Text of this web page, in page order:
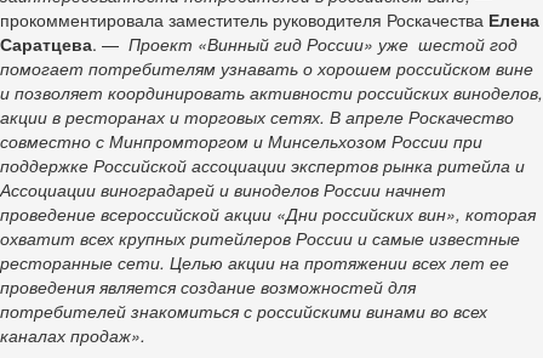
прокомментировала заместитель руководителя Роскачества Елена
Саратцева. — Проект «Винный гид России» уже шестой год
помогает потребителям узнавать о хорошем российском вине
и позволяет координировать активности российских виноделов,
акции в ресторанах и торговых сетях. В апреле Роскачество
совместно с Минпромторгом и Минсельхозом России при
поддержке Российской ассоциации экспертов рынка ритейла и
Ассоциации виноградарей и виноделов России начнет
проведение всероссийской акции «Дни российских вин», которая
охватит всех крупных ритейлеров России и самые известные
ресторанные сети. Целью акции на протяжении всех лет ее
проведения является создание возможностей для
потребителей знакомиться с российскими винами во всех
каналах продаж».